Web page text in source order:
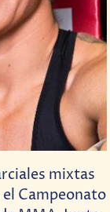
mixtas
Campeonato